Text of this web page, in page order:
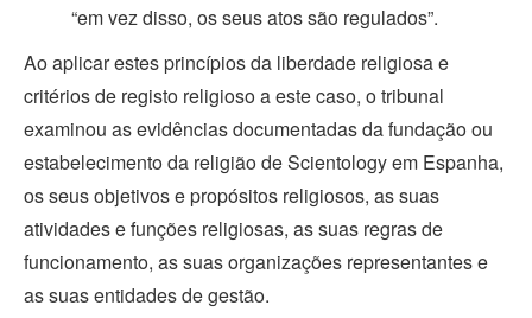
“em vez disso, os seus atos são regulados”.
Ao aplicar estes princípios da liberdade religiosa e
critérios de registo religioso a este caso, o tribunal
examinou as evidências documentadas da fundação ou
estabelecimento da religião de Scientology em Espanha,
os seus objetivos e propósitos religiosos, as suas
atividades e funções religiosas, as suas regras de
funcionamento, as suas organizações representantes e
as suas entidades de gestão.